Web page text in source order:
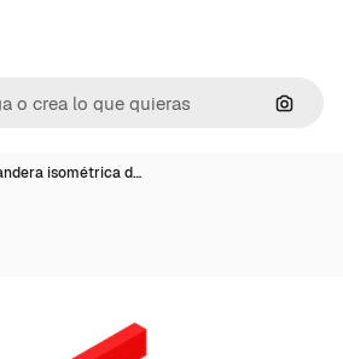
isométrica d…